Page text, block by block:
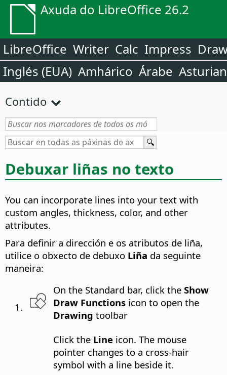
Axuda do LibreOffice 26.2
LibreOffice Writer Calc Impress
Inglés (EUA) Amhárico Árabe
Contido
Debuxar liñas no texto
You can incorporate lines into your text with
custom angles, thickness, color, and other
attributes.
Para definir a dirección e os atributos de liña,
utilice o obxecto de debuxo Liña da seguinte
maneira:
On the Standard bar, click the Show
Draw Functions icon to open the
Drawing toolbar
Click the Line icon. The mouse
pointer changes to a cross-hair
symbol with a line beside it.